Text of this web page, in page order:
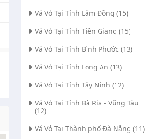
Vá Vỏ Tại Tỉnh Lâm Đồng (15)
Vá Vỏ Tại Tỉnh Tiền Giang (15)
Vá Vỏ Tại Tỉnh Bình Phước (13)
Vá Vỏ Tại Tỉnh Long An (13)
Vá Vỏ Tại Tỉnh Tây Ninh (12)
Vá Vỏ Tại Tỉnh Bà Rịa - Vũng Tàu
(12)
Vá Vỏ Tại Thành phố Đà Nẵng (11)